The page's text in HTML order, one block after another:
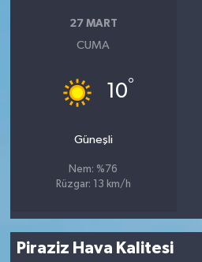
27 MART
CUMA
10°
Güneşli
Nem: %76
Rüzgar: 13 km/h
Piraziz Hava Kalitesi